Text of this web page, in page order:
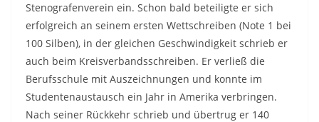
Stenografenverein ein. Schon bald beteiligte er sich
erfolgreich an seinem ersten Wettschreiben (Note 1 bei
100 Silben), in der gleichen Geschwindigkeit schrieb er
auch beim Kreisverbandsschreiben. Er verließ die
Berufsschule mit Auszeichnungen und konnte im
Studentenaustausch ein Jahr in Amerika verbringen.
Nach seiner Rückkehr schrieb und übertrug er 140